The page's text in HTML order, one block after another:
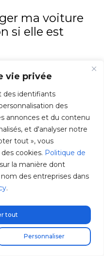
vie privée
des identifiants
des
annonces et du contenu
et d'analyser notre
tout », vous
cookies. Politique de
la manière dont
des entreprises dans
.
Personnaliser
tout
ma voiture
si elle est
installer un point de
des stations
Il est important de
recharge spécifiques
une recharge
avons un réseau
pour installer un
ou sur tout
de recharge pour
la batterie
achetée ?
gratuite !